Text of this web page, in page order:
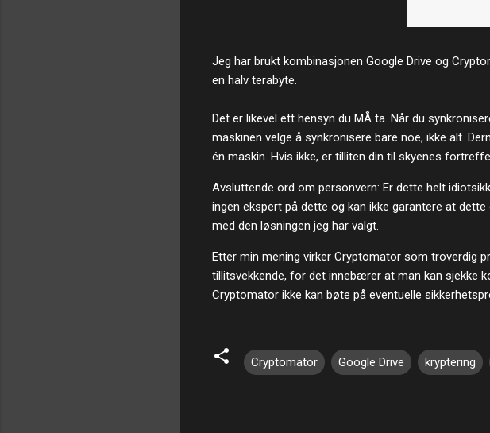
Jeg har brukt kombinasjonen Google Drive og
en halv terabyte.
Det er likevel ett hensyn du MÅ ta. Når du
maskinen velge å synkronisere bare noe, ikke alt.
én maskin. Hvis ikke, er tilliten din til skyenes
Avsluttende ord om personvern: Er dette helt
ingen ekspert på dette og kan ikke garantere at
med den løsningen jeg har valgt.
Etter min mening virker Cryptomator som troverdig
tillitsvekkende, for det innebærer at man kan sjekke
Cryptomator ikke kan bøte på eventuelle
Cryptomator Google Drive kryptering